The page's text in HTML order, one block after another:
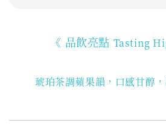
《 品飲亮點 Tasting
琥珀茶調蘋果韻，口感甘醇